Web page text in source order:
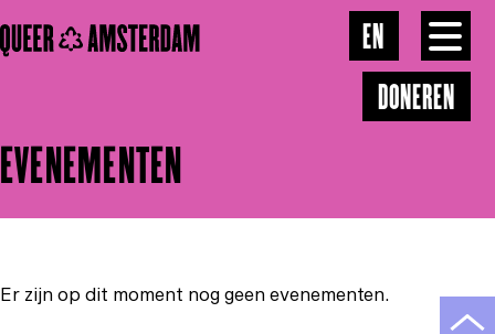
EN
DONEREN
menu
ONZE VISIE
GALERIJ
NIEUWS
CONTACT
EVENEMENTEN
Er zijn op dit moment nog geen evenementen.